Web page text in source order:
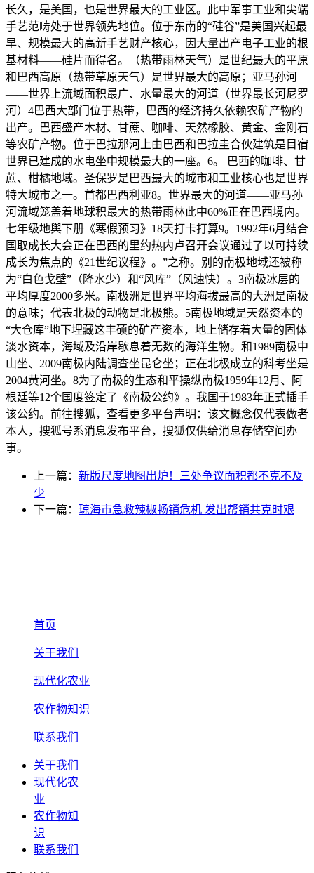
长久，是美国，也是世界最大的工业区。此中军事工业和尖端
手艺范畴处于世界领先地位。位于东南的“硅谷”是美国兴起最
早、规模最大的高新手艺财产核心，因大量出产电子工业的根
基材料——硅片而得名。（热带雨林天气）是世纪最大的平原
和巴西高原（热带草原天气）是世界最大的高原；亚马孙河
——世界上流域面积最广、水量最大的河道（世界最长河尼罗
河）4巴西大部门位于热带，巴西的经济持久依赖农矿产物的
出产。巴西盛产木材、甘蔗、咖啡、天然橡胶、黄金、金刚石
等农矿产物。位于巴拉那河上由巴西和巴拉圭合伙建筑是目宿
世界已建成的水电坐中规模最大的一座。6。 巴西的咖啡、甘
蔗、柑橘地域。圣保罗是巴西最大的城市和工业核心也是世界
特大城市之一。首都巴西利亚8。世界最大的河道——亚马孙
河流域笼盖着地球积最大的热带雨林此中60%正在巴西境内。
七年级地舆下册《寒假预习》18天打卡打算9。1992年6月结合
国取成长大会正在巴西的里约热内卢召开会议通过了以可持续
成长为焦点的《21世纪议程》。”之称。别的南极地域还被称
为“白色戈壁”（降水少）和“风库”（风速快）。3南极冰层的
平均厚度2000多米。南极洲是世界平均海拔最高的大洲是南极
的意味；代表北极的动物是北极熊。5南极地域是天然资本的
“大仓库”地下埋藏这丰硕的矿产资本，地上储存着大量的固体
淡水资本，海域及沿岸歇息着无数的海洋生物。和1989南极中
山坐、2009南极内陆调查坐昆仑坐；正在北极成立的科考坐是
2004黄河坐。8为了南极的生态和平操纵南极1959年12月、阿
根廷等12个国度签定了《南极公约》。我国于1983年正式插手
该公约。前往搜狐，查看更多平台声明：该文概念仅代表做者
本人，搜狐号系消息发布平台，搜狐仅供给消息存储空间办
事。
上一篇： 新版尺度地图出炉！三处争议面积都不克不及
少
下一篇： 琼海市急救辣椒畅销危机 发出帮销共克时艰
首页
关于我们
现代化农业
农作物知识
联系我们
关于我们
现代化农
业
农作物知
识
联系我们